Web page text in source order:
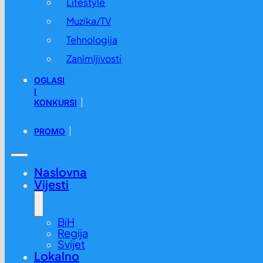
Muzika/TV
Tehnologija
Zanimljivosti
OGLASI
I
KONKURSI
PROMO
Naslovna
Vijesti
BiH
Regija
Svijet
Lokalno